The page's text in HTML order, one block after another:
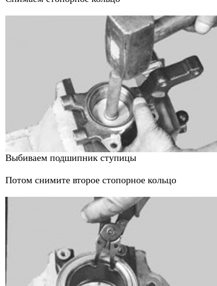
Выбиваем подшипник ступицы
Потом снимите второе стопорное кольцо